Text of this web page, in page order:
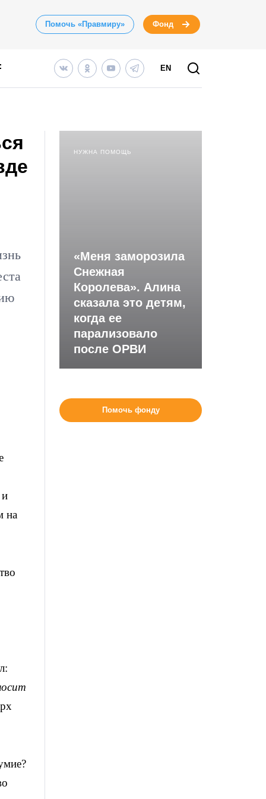
Помочь «Правмиру» Фонд
EN
и
на
НУЖНА ПОМОЩЬ
«Меня заморозила
Снежная
Королева». Алина
сказала это детям,
когда ее
парализовало
после ОРВИ
Помочь фонду